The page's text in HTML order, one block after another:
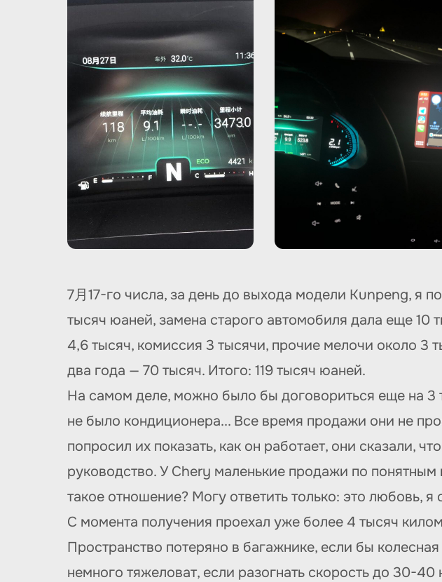
7月17-го числа, за день до выхода модели Kunpeng, я
тысяч юаней, замена старого автомобиля дала еще 10
4,6 тысяч, комиссия 3 тысячи, прочие мелочи около 3
два года — 70 тысяч. Итого: 119 тысяч юаней.
На самом деле, можно было бы договориться еще на 3
не было кондиционера... Все время продажи они не
попросил их показать, как он работает, они сказали,
руководство. У Chery маленькие продажи по
такое отношение? Могу ответить только: это любовь,
С момента получения проехал уже более 4 тысяч
Пространство потеряно в багажнике, если бы
немного тяжеловат, если разогнать скорость до 30-40